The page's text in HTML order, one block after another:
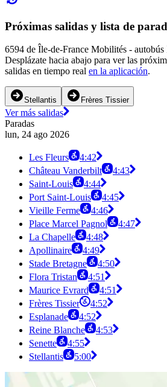
Próximas salidas y lista de
6594 de Île-de-France Mobilités - autobús
Desplázate hacia abajo para ver las
salidas en tiempo real en la aplicación.
Stellantis Frères Tissier
Ver más salidas
Paradas
lun, 24 ago 2026
Les Fleurs
4:42
Château Vanderbilt
4:43
Saint-Louis
4:44
Port Saint-Louis
4:45
Vieille Ferme
4:46
Place Marcel Pagnol
4:47
La Chapelle
4:48
Apollinaire
4:49
Stade Bretagne
4:50
Flora Tristan
4:51
Maurice Evrard
4:51
Frères Tissier
4:52
Esplanade
4:52
Reine Blanche
4:53
Senette
4:55
Stellantis
5:00